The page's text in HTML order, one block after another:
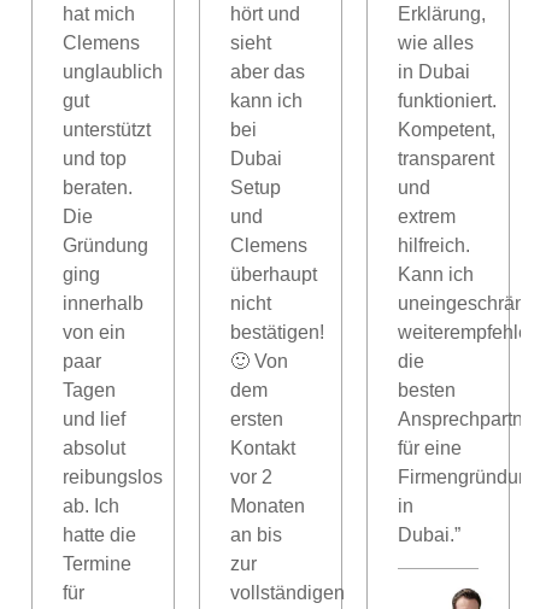
hat mich
Clemens
unglaublich
gut
unterstützt
und top
beraten.
Die
Gründung
ging
innerhalb
von ein
paar
Tagen
und lief
absolut
reibungslos
ab. Ich
hatte die
Termine
für
hört und
sieht
aber das
kann ich
bei
Dubai
Setup
und
Clemens
überhaupt
nicht
bestätigen!
🙂 Von
dem
ersten
Kontakt
vor 2
Monaten
an bis
zur
vollständigen
Erklärung,
wie alles
in Dubai
funktioniert.
Kompetent,
transparent
und
extrem
hilfreich.
Kann ich
uneingeschränkt
die
besten
Ansprechpartner
für eine
Firmengründung
in
Dubai.”